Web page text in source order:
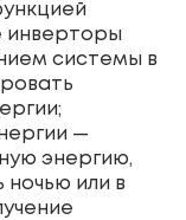
инверторы
системы в
—
энергию,
или в